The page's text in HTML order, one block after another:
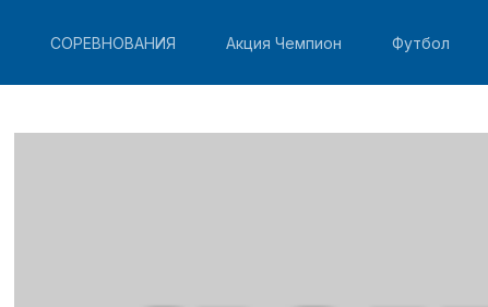
СОРЕВНОВАНИЯ Акция Чемпион Футбол